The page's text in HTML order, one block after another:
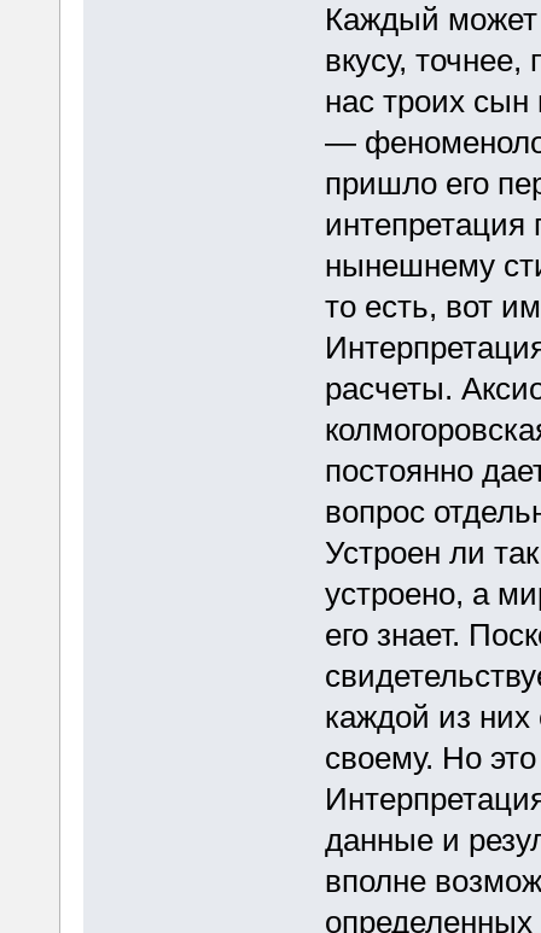
Каждый может
вкусу,
нас троих
—
пришло его
интепретация
нынешнему
то есть, вот
расчеты.
постоянно
вопрос
Устроен ли
устроено, а
его знает.
каждой из
своему. Но
данные и
вполне